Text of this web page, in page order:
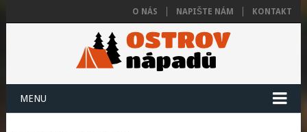
O NÁS NAPIŠTE NÁM KONTAKT
MENU